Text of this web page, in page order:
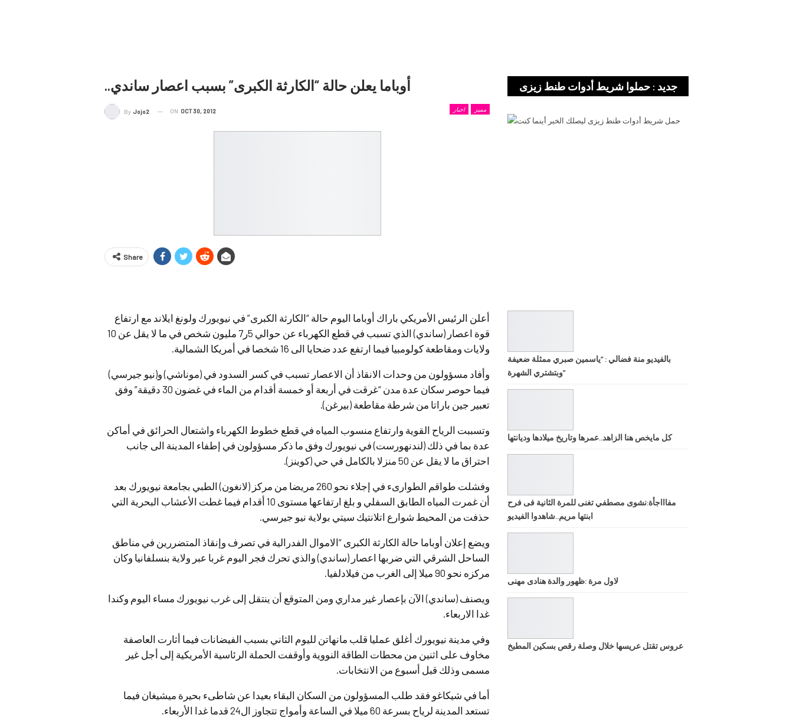
..أوباما يعلن حالة “الكارثة الكبرى” بسبب اعصار ساندي
اخبار مميز By Jojo2 ON OCT 30, 2012
Share
أعلن الرئيس الأمريكي باراك أوباما اليوم حالة “الكارثة الكبرى” في نيويورك ولونغ ايلاند مع ارتفاع
قوة اعصار (ساندي) الذي تسبب في قطع الكهرباء عن حوالي 5ر7 مليون شخص في ما لا يقل عن 10
ولايات ومقاطعة كولومبيا فيما ارتفع عدد ضحايا الى 16 شخصا في أمريكا الشمالية.
وأفاد مسؤولون من وحدات الانقاذ أن الاعصار تسبب في كسر السدود في (موناشي) و(نيو جيرسي)
فيما حوصر سكان عدة مدن “غرقت في أربعة أو خمسة أقدام من الماء في غضون 30 دقيقة” وفق
تعبير جين باراتا من شرطة مقاطعة (بيرغن).
وتسببت الرياح القوية وارتفاع منسوب المياه في قطع خطوط الكهرباء واشتعال الحرائق في أماكن
عدة بما في ذلك (لندنهورست) في نيويورك وفق ما ذكر مسؤولون في إطفاء المدينة الى جانب
احتراق ما لا يقل عن 50 منزلا بالكامل في حي (كوينز).
وفشلت طواقم الطوارىء في إجلاء نحو 260 مريضا من مركز (لانغون) الطبي بجامعة نيويورك بعد
أن غمرت المياه الطابق السفلي و بلغ ارتفاعها مستوى 10 أقدام فيما غطت الأعشاب البحرية التي
حذفت من المحيط شوارع اتلانتيك سيتي بولاية نيو جيرسي.
ويضع إعلان أوباما حالة الكارثة الكبرى “الاموال الفدرالية في تصرف وإنقاذ المتضررين في مناطق
الساحل الشرقي التي ضربها اعصار (ساندي) والذي تحرك فجر اليوم غربا عبر ولاية بنسلفانيا وكان
مركزه نحو 90 ميلا إلى الغرب من فيلادلفيا.
ويصنف (ساندي) الآن بإعصار غير مداري ومن المتوقع أن ينتقل إلى غرب نيويورك مساء اليوم وكندا
غدا الاربعاء.
وفي مدينة نيويورك أغلق عمليا قلب مانهاتن لليوم الثاني بسبب الفيضانات فيما أثارت العاصفة
مخاوف على اثنين من محطات الطاقة النووية وأوقفت الحملة الرئاسية الأمريكية إلى أجل غير
مسمى وذلك قبل أسبوع من الانتخابات.
أما في شيكاغو فقد طلب المسؤولون من السكان البقاء بعيدا عن شاطىء بحيرة ميشيغان فيما
تستعد المدينة لرياح بسرعة 60 ميلا في الساعة وأمواج تتجاوز ال24 قدما غدا الأربعاء.
جديد : حملوا شريط أدوات طنط زيزى
بالفيديو منة فضالي : “ياسمين صبري ممثلة ضعيفة
وبتشتري الشهرة”
كل مايخص هنا الزاهد..عمرها وتاريخ ميلادها وديانتها
مفاااجأة:نشوى مصطفي تغنى للمرة الثانية فى فرح
ابنتها مريم..شاهدوا الفيديو
لاول مرة :ظهور والدة هنادى مهنى
عروس تقتل عريسها خلال وصلة رقص بسكين المطبخ